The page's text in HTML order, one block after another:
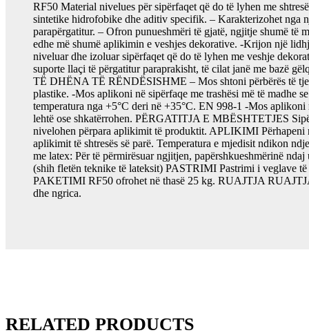
RF50 Material nivelues për sipërfaqet që do të lyhen me
sintetike hidrofobike dhe aditiv specifik. – Karakterizohet nga
parapërgatitur. – Ofron punueshmëri të gjatë, ngjitje shumë
edhe më shumë aplikimin e veshjes dekorative. -Krijon një
niveluar dhe izoluar sipërfaqet që do të lyhen me veshje
suporte llaçi të përgatitur paraprakisht, të cilat janë me bazë
TË DHËNA TË RËNDËSISHME – Mos shtoni përbërës të
plastike. -Mos aplikoni në sipërfaqe me trashësi më të madhe
temperatura nga +5°C deri në +35°C. EN 998-1 -Mos
lehtë ose shkatërrohen. PËRGATITJA E MBËSHTETJES
nivelohen përpara aplikimit të produktit. APLIKIMI Përhapeni
aplikimit të shtresës së parë. Temperatura e mjedisit ndikon
me latex: Për të përmirësuar ngjitjen, papërshkueshmërinë
(shih fletën teknike të lateksit) PASTRIMI Pastrimi i veglave
PAKETIMI RF50 ofrohet në thasë 25 kg. RUAJTJA
dhe ngrica.
RELATED PRODUCTS